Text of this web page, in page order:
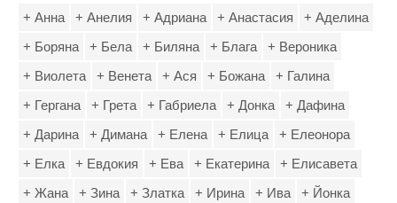
+ Анна + Анелия + Адриана + Анастасия
+ Аделина
+ Боряна
+ Бела + Биляна + Блага
+ Вероника
+ Виолета
+ Венета + Ася + Божана
+ Галина
+ Гергана
+ Грета + Габриела + Донка
+ Дафина
+ Дарина
+ Димана + Елена + Елица
+ Елеонора
+ Елка
+ Евдокия + Ева + Екатерина
+ Елисавета
+ Жана
+ Зина + Златка + Ирина + Ива
+ Йонка